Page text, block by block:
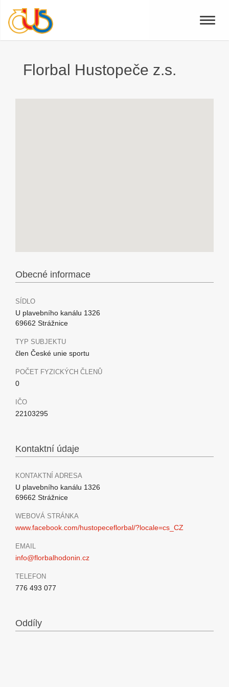
Toggle
Florbal Hustopeče z.s.
Obecné informace
SÍDLO
U plavebního kanálu 1326
69662 Strážnice
TYP SUBJEKTU
člen České unie sportu
POČET FYZICKÝCH ČLENŮ
0
IČO
22103295
Kontaktní údaje
KONTAKTNÍ ADRESA
U plavebního kanálu 1326
69662 Strážnice
WEBOVÁ STRÁNKA
www.facebook.com/hustopeceflorbal/?locale=cs_CZ
EMAIL
info@florbalhodonin.cz
TELEFON
776 493 077
Oddíly